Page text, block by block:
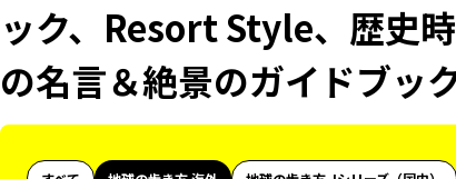
ック、Resort Style、歴史
の名言＆絶景のガイドブッ